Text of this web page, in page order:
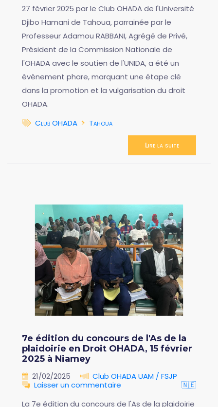
27 février 2025 par le Club OHADA de l'Université
Djibo Hamani de Tahoua, parrainée par le
Professeur Adamou RABBANI, Agrégé de Privé,
Président de la Commission Nationale de
l'OHADA avec le soutien de l'UNIDA, a été un
évènement phare, marquant une étape clé
dans la promotion et la vulgarisation du droit
OHADA.
Club OHADA
Tahoua
Lire la suite
7e édition du concours de l'As de la
plaidoirie en Droit OHADA, 15 février
2025 à Niamey
21/02/2025
Club OHADA UAM / FSJP
Laisser un commentaire
🇳🇪
La 7e édition du concours de l'As de la plaidoirie